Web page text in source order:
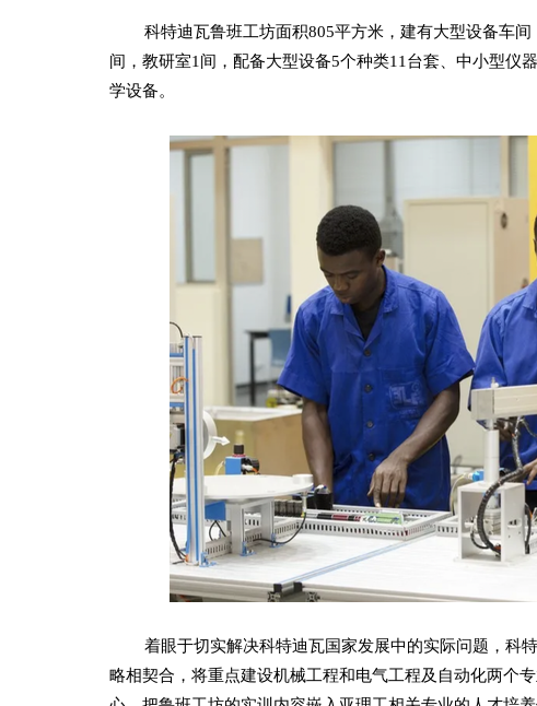
科特迪瓦鲁班工坊面积805平方米，建有大型设备车间
间，教研室1间，配备大型设备5个种类11台套、中小型仪
学设备。
着眼于切实解决科特迪瓦国家发展中的实际问题，科
略相契合，将重点建设机械工程和电气工程及自动化两个